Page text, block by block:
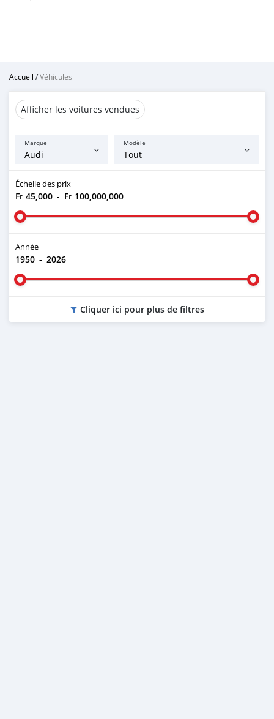
Accueil /Véhicules
Afficher les voitures vendues
Marque Modèle
Échelle des prix
Fr 45,000 - Fr 100,000,000
Année
1950 - 2026
Cliquer ici pour plus de filtres